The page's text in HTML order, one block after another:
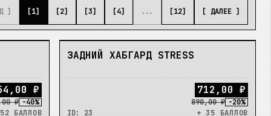
] [1] [2] [3] [4] ... [12] [ ДАЛЕЕ ]
4 , 00 ₽
₽ -40%
БАЛЛОВ
В_НАЛИЧИИ
ЗАДНИЙ ХАБГАРД STRESS
ID: 23
712 , 00 ₽
890,00 ₽ -20%
+ 35 БАЛЛОВ